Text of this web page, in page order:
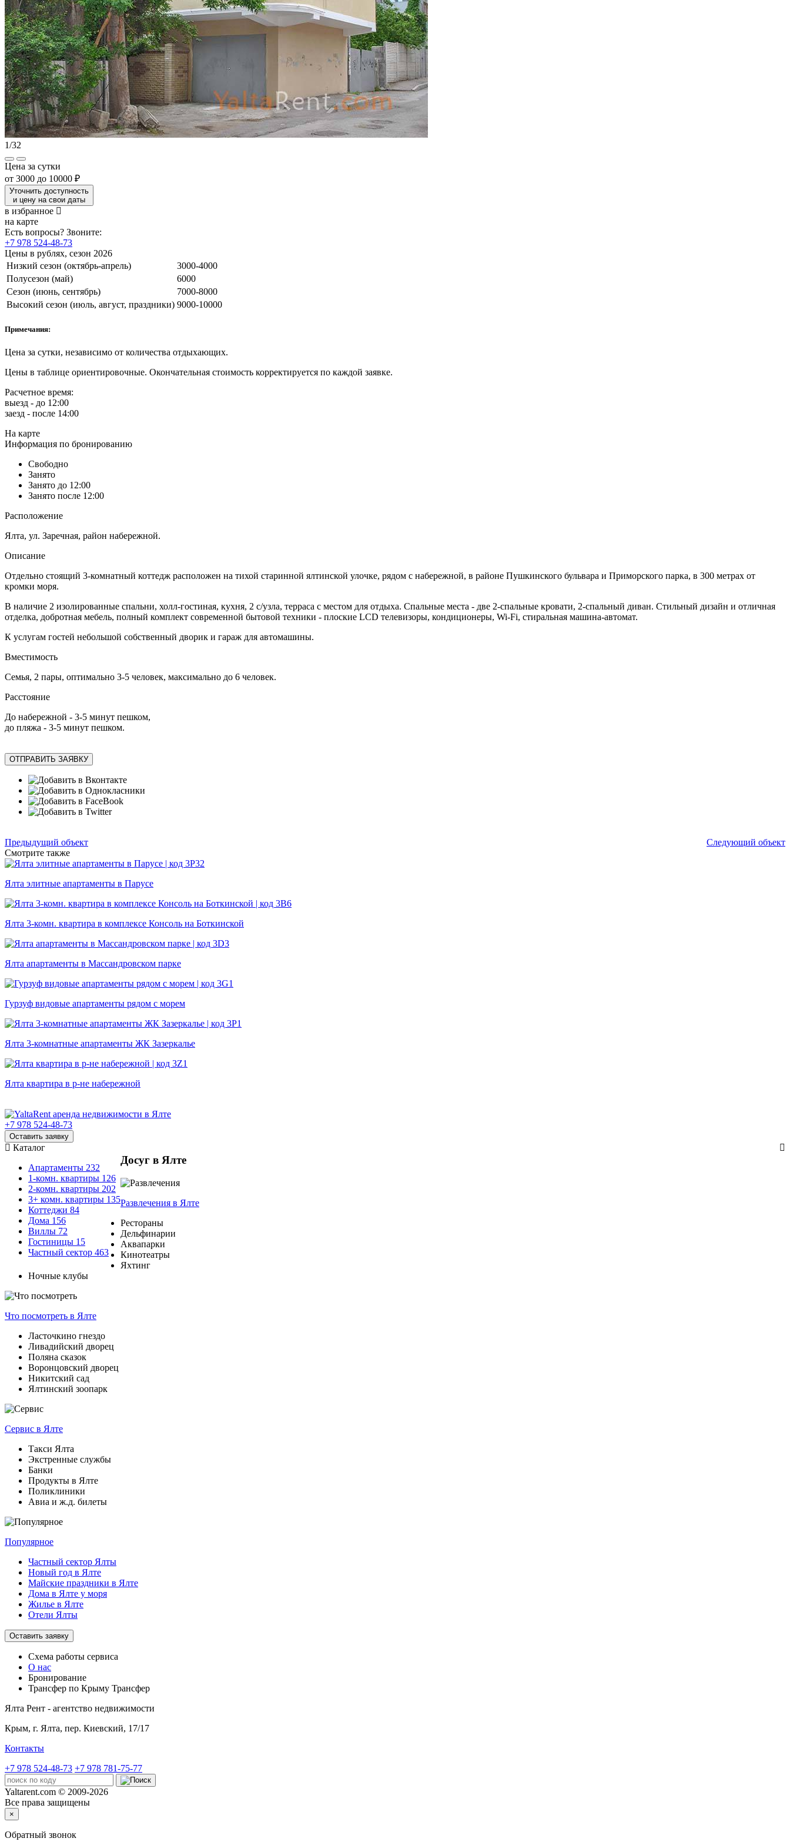
1/32
Цена за сутки
от 3000 до 10000 ₽
Уточнить доступность
и цену на свои даты
в избранное
на карте
Есть вопросы? Звоните:
+7 978 524-48-73
Цены в рублях, сезон 2026
Низкий сезон (октябрь-апрель)
3000-4000
Полусезон (май)
6000
Сезон (июнь, сентябрь)
7000-8000
Высокий сезон (июль, август, праздники) 9000-10000
Примечания:
Цена за сутки, независимо от количества отдыхающих.
Цены в таблице ориентировочные. Окончательная стоимость корректируется по каждой заявке.
Расчетное время:
выезд - до 12:00
заезд - после 14:00
На карте
Информация по бронированию
Свободно
Занято
Занято до 12:00
Занято после 12:00
Расположение
Ялта, ул. Заречная, район набережной.
Описание
Отдельно стоящий 3-комнатный коттедж расположен на тихой старинной ялтинской улочке, рядом с набережной, в районе Пушкинского бульвара и Приморского парка, в 300 метрах от
кромки моря.
В наличие 2 изолированные спальни, холл-гостиная, кухня, 2 с/узла, терраса с местом для отдыха. Спальные места - две 2-спальные кровати, 2-спальный диван. Стильный дизайн и отличная
отделка, добротная мебель, полный комплект современной бытовой техники - плоские LCD телевизоры, кондиционеры, Wi-Fi, стиральная машина-автомат.
К услугам гостей небольшой собственный дворик и гараж для автомашины.
Вместимость
Семья, 2 пары, оптимально 3-5 человек, максимально до 6 человек.
Расстояние
До набережной - 3-5 минут пешком,
до пляжа - 3-5 минут пешком.
ОТПРАВИТЬ ЗАЯВКУ
Предыдущий объект
Следующий объект
Смотрите также
Ялта элитные апартаменты в Парусе
Ялта 3-комн. квартира в комплексе Консоль на Боткинской
Ялта апартаменты в Массандровском парке
Гурзуф видовые апартаменты рядом с морем
Ялта 3-комнатные апартаменты ЖК Зазеркалье
Ялта квартира в р-не набережной
+7 978 524-48-73
Оставить заявку
Каталог
Апартаменты 232
1-комн. квартиры 126
2-комн. квартиры 202
3+ комн. квартиры 135
Коттеджи 84
Дома 156
Виллы 72
Гостиницы 15
Частный сектор 463
Досуг в Ялте
Развлечения в Ялте
Рестораны
Дельфинарии
Аквапарки
Кинотеатры
Яхтинг
Ночные клубы
Что посмотреть в Ялте
Ласточкино гнездо
Ливадийский дворец
Поляна сказок
Воронцовский дворец
Никитский сад
Ялтинский зоопарк
Сервис в Ялте
Такси Ялта
Экстренные службы
Банки
Продукты в Ялте
Поликлиники
Авиа и ж.д. билеты
Популярное
Частный сектор Ялты
Новый год в Ялте
Майские праздники в Ялте
Дома в Ялте у моря
Жилье в Ялте
Отели Ялты
Оставить заявку
Схема работы сервиса
О нас
Бронирование
Трансфер по Крыму Трансфер
Ялта Рент - агентство недвижимости
Крым, г. Ялта, пер. Киевский, 17/17
Контакты
+7 978 524-48-73 +7 978 781-75-77
Yaltarent.com © 2009-2026
Все права защищены
×
Обратный звонок